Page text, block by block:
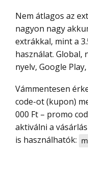
Nem átlagos az extra nagy, 120Hz-es kijelzőjével, a
nagyon nagy
extrákkal, mint a
használat. Global,
nyelv, Google Play,
Vámmentesen érkezik ingyen szállítással és promo
code-ot (kupon)
000 Ft – promo
aktiválni a
is használhatók: